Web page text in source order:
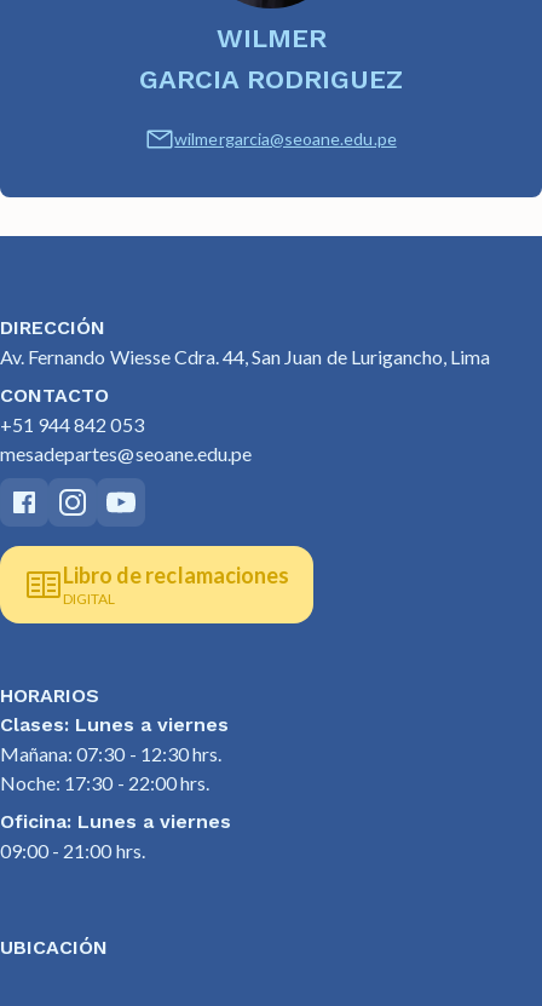
WILMER
GARCIA RODRIGUEZ
wilmergarcia@seoane.edu.pe
DIRECCIÓN
Av. Fernando Wiesse Cdra. 44, San Juan de Lurigancho, Lima
CONTACTO
+51 944 842 053
mesadepartes@seoane.edu.pe
Libro de reclamaciones
DIGITAL
HORARIOS
Clases: Lunes a viernes
Mañana: 07:30 - 12:30 hrs.
Noche: 17:30 - 22:00 hrs.
Oficina: Lunes a viernes
09:00 - 21:00 hrs.
UBICACIÓN